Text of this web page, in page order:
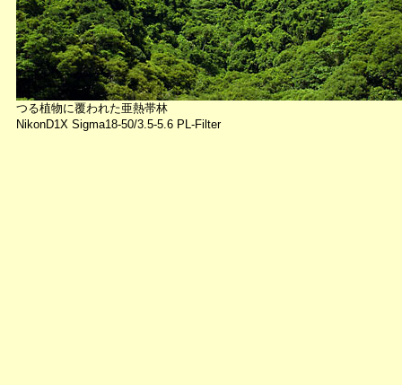
つる植物に覆われた亜熱帯林
NikonD1X Sigma18-50/3.5-5.6 PL-Filter